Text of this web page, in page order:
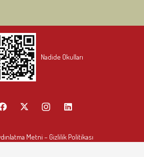
Nadide Okulları
Metni – Gizlilik Politikası